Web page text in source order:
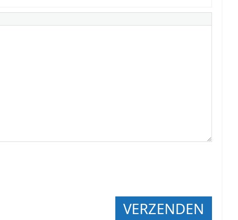
VERZENDEN